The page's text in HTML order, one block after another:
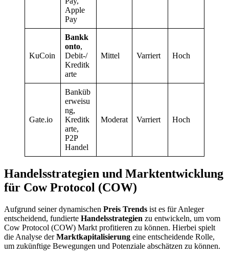
Apple
Pay
KuCoin
Bankk
onto,
Debit-/
Kreditk
arte
Mittel Varriert Hoch
Gate.io
Banküb
erweisu
ng,
Kreditk
arte,
P2P
Handel
Moderat Varriert Hoch
Handelsstrategien und Marktentwicklung
für Cow Protocol (COW)
Aufgrund seiner dynamischen Preis Trends ist es für Anleger
entscheidend, fundierte Handelsstrategien zu entwickeln, um vom
Cow Protocol (COW) Markt profitieren zu können. Hierbei spielt
die Analyse derMarktkapitalisierung eine entscheidende Rolle,
um zukünftige Bewegungen und Potenziale abschätzen zu können.